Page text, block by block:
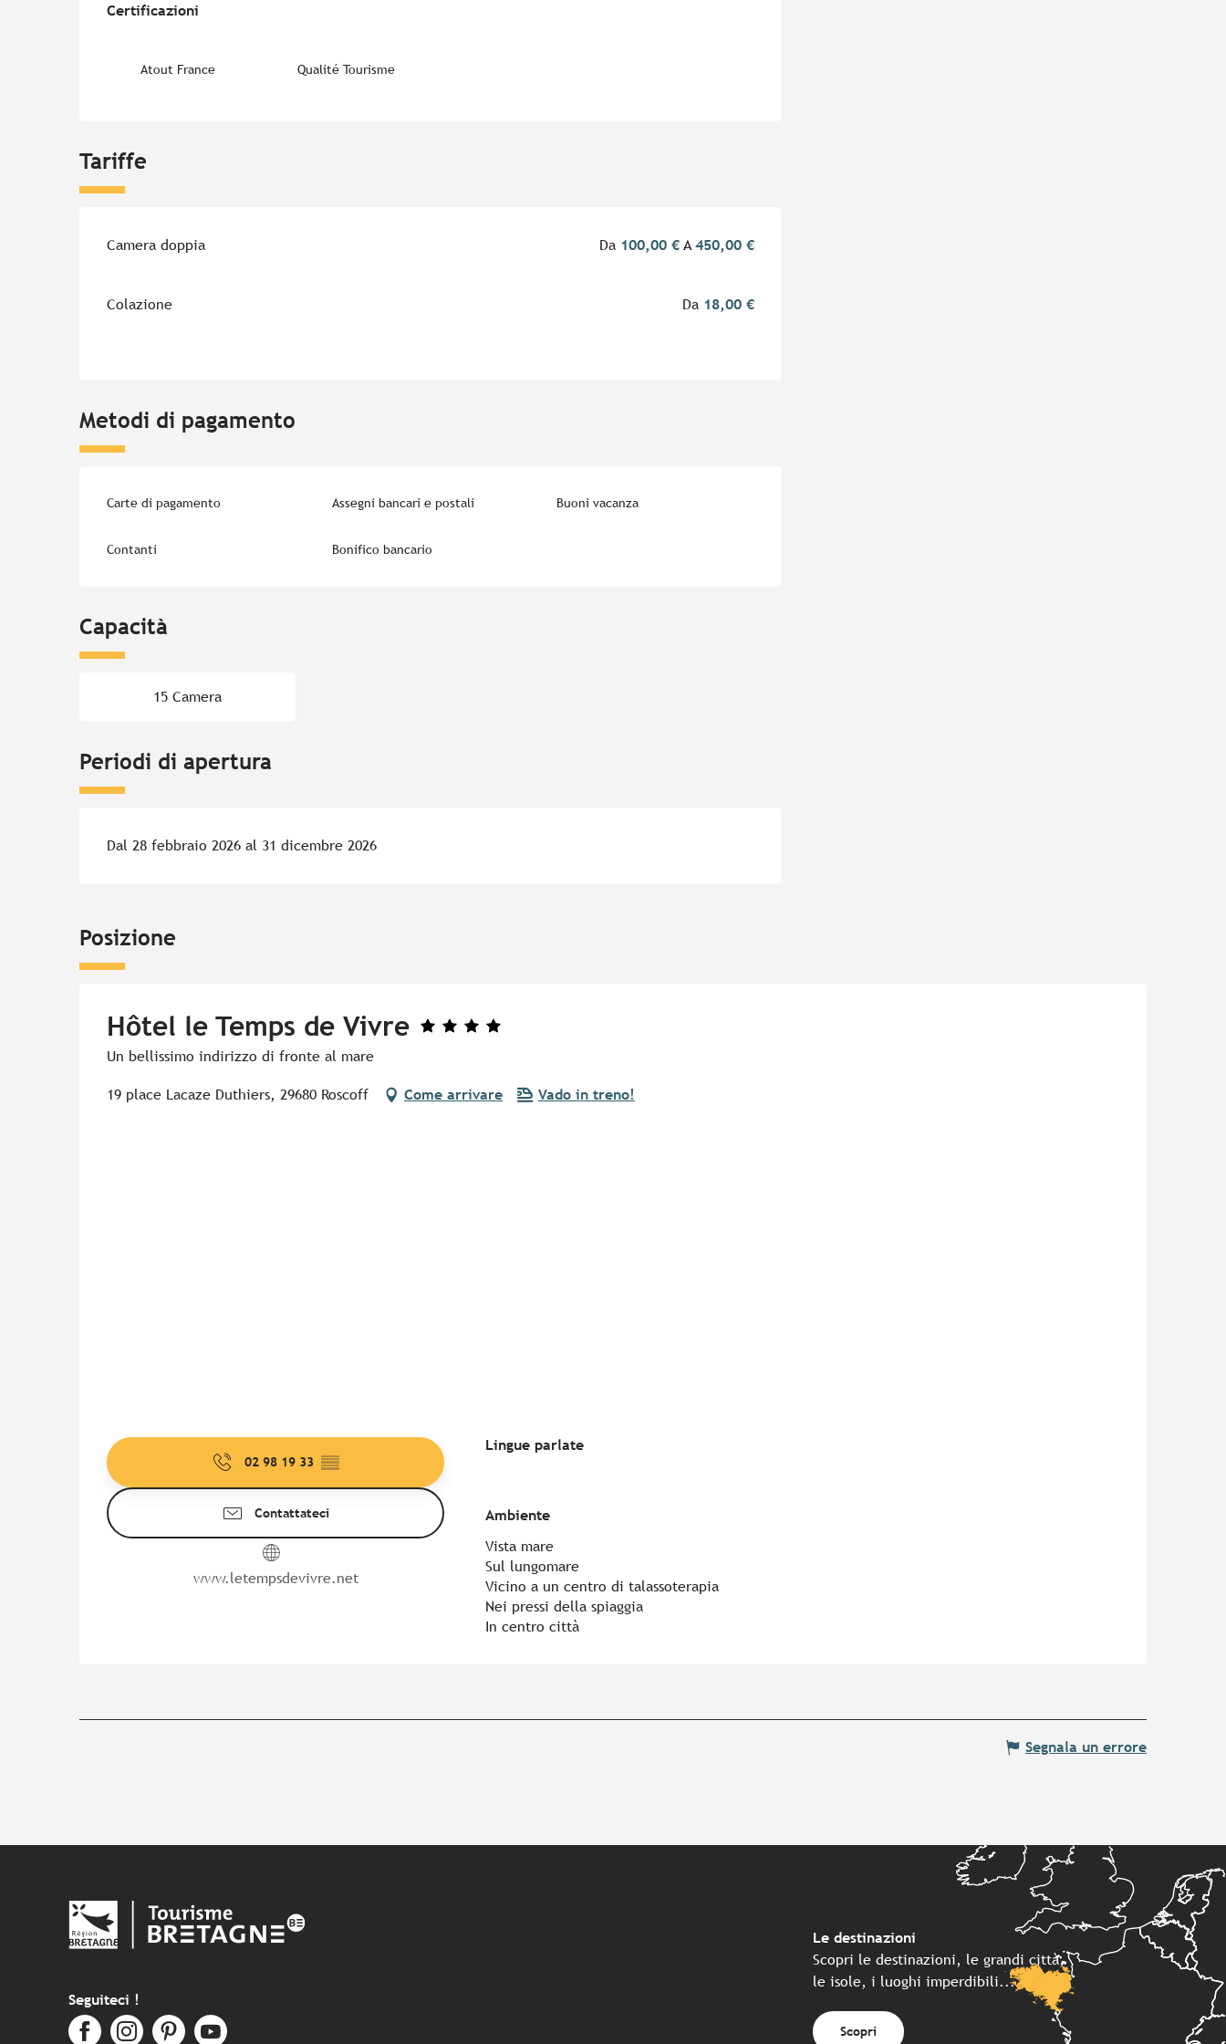
Certificazioni
Certificazioni
Atout France Qualité Tourisme
Tariffe
Tariffe 2026
Camera doppia Da 100,00 € A450,00 €
Colazione Da 18,00 €
Metodi di pagamento
Carte di pagamento Assegni bancari e postali Buoni vacanza
Contanti Bonifico bancario
Capacità
15 Camera
Periodi di apertura
Dal 28 febbraio 2026 al 31 dicembre 2026
Posizione
Hôtel le Temps de Vivre
Un bellissimo indirizzo di fronte al mare
19 place Lacaze Duthiers, 29680 Roscoff Come arrivare Vado in treno!
02 98 19 33 ▒▒
Contattateci
www.letempsdevivre.net
Lingue parlate
Lingue parlate
Ambiente
Ambiente
Vista mare
Sul lungomare
Vicino a un centro di talassoterapia
Nei pressi della spiaggia
In centro città
Segnala un errore
Seguiteci !
Le destinazioni
Scopri le destinazioni, le grandi città,
le isole, i luoghi imperdibili...
Scopri